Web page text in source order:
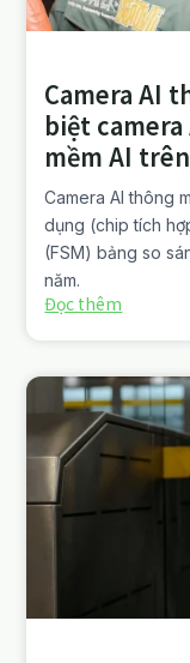
Camera AI
biệt
mềm AI
Camera AI thông
dụng (chip tích
(FSM) bảng so
năm.
Đọc thêm